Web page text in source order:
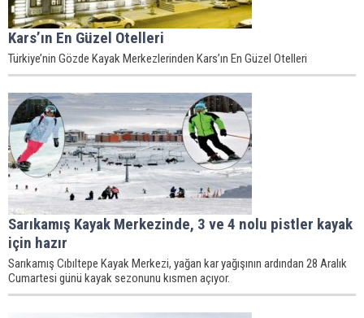
Kars’ın En Güzel Otelleri
Türkiye’nin Gözde Kayak Merkezlerinden Kars’ın En Güzel Otelleri
Sarıkamış Kayak Merkezinde, 3 ve 4 nolu pistler kayak
için hazır
Sarıkamış Cıbıltepe Kayak Merkezi, yağan kar yağışının ardından 28 Aralık
Cumartesi günü kayak sezonunu kısmen açıyor.